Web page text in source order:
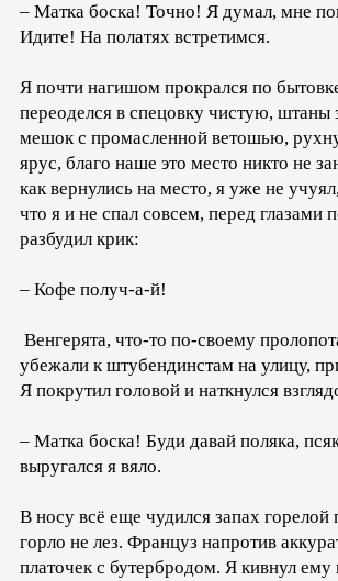
– Матка боска! Точно! Я думал, мне
Идите! На полатях встретимся.
Я почти нагишом прокрался по
переоделся в спецовку чистую, штаны
мешок с промасленной ветошью,
ярус, благо наше это место никто не
как вернулись на место, я уже не
что я и не спал совсем, перед глазами
разбудил крик:
– Кофе получ-а-й!
Венгерята, что-то по-своему
убежали к штубендинстам на улицу,
Я покрутил головой и наткнулся
– Матка боска! Буди давай поляка,
выругался я вяло.
В носу всё еще чудился запах горелой
горло не лез. Француз напротив
платочек с бутербродом. Я кивнул ему